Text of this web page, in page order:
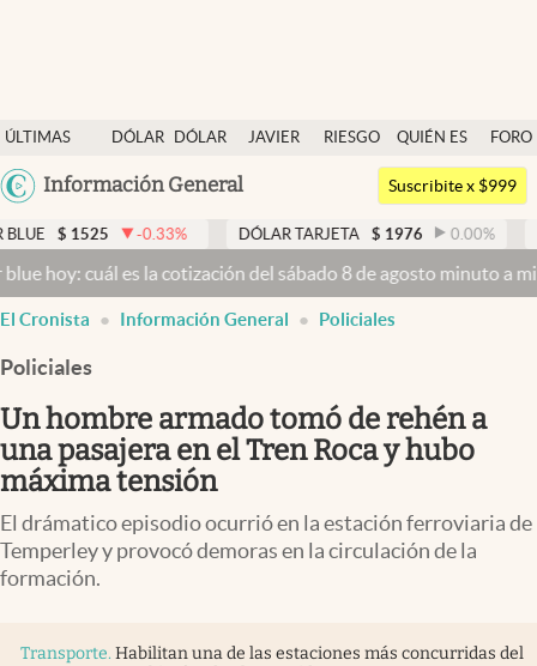
ÚLTIMAS
NOTICIAS
DÓLAR
DÓLAR
JAVIER
RIESGO
QUIÉN ES
QUIÉN
FORO
Argentina
México
Información General
Dólar
Members
Economía y Política
Finanzas y Mercados
Mercados Online
Negocios
Columnistas
Otras secciones
Infotechnology
Suscribite x $999
-0.33% DÓLAR TARJETA $ 1976 0.00% DÓLAR MEP
la cotización del sábado 8 de agosto minuto a minutoDólar hoy
El Cronista Información General Policiales
Policiales
Un hombre armado tomó de rehén a
una pasajera en el Tren Roca y hubo
máxima tensión
El drámatico episodio ocurrió en la estación ferroviaria de
Temperley y provocó demoras en la circulación de la
formación.
Transporte. Habilitan una de las estaciones más concurridas del